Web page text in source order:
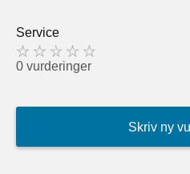
Service
0 vurderinger
Skriv ny